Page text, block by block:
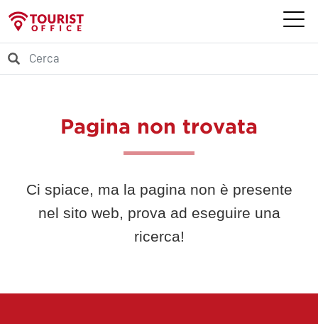
Pagina non trovata
Ci spiace, ma la pagina non è presente
nel sito web, prova ad eseguire una
ricerca!